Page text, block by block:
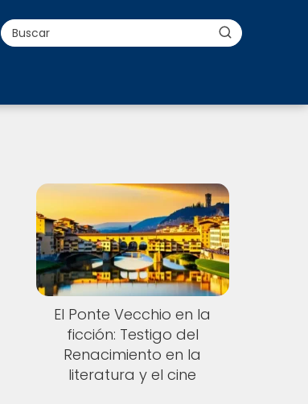
El Ponte Vecchio en la
ficción: Testigo del
Renacimiento en la
literatura y el cine